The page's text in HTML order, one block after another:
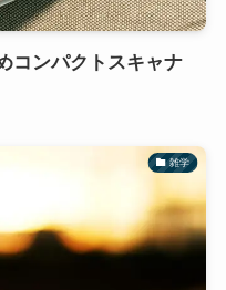
コンパクトスキャナ
雑学